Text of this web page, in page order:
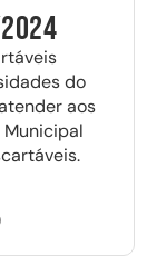
2024
do
aos